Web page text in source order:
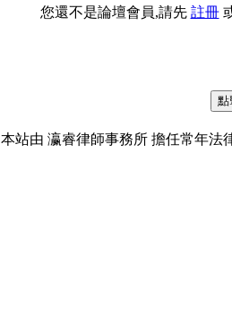
您還不是論壇會員,請先 註冊
本站由 瀛睿律師事務所 擔任常年法